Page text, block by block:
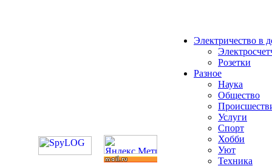
Электричество в
Розетки
Разное
Наука
Общество
Услуги
Спорт
Хобби
Уют
Техника